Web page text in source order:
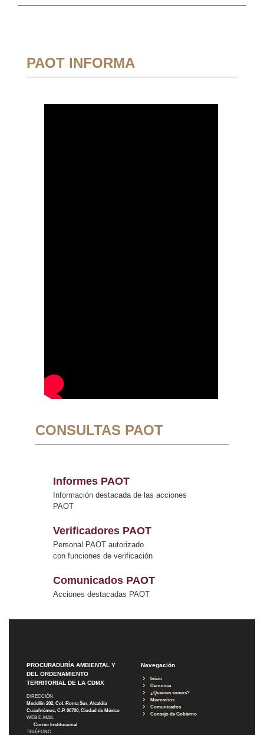
PAOT INFORMA
CONSULTAS PAOT
Informes PAOT
Información destacada de las acciones
PAOT
Verificadores PAOT
Personal PAOT autorizado
con funciones de verificación
Comunicados PAOT
Acciones destacadas PAOT
PROCURADURÍA AMBIENTAL Y
DEL ORDENAMIENTO
TERRITORIAL DE LA CDMX
DIRECCIÓN
Medellín 202, Col. Roma Sur, Alcaldía
Cuauhtémoc, C.P. 06700, Ciudad de México
WEB E-MAIL
Correo Institucional
TELÉFONO
Navegación
Inicio
Denuncia
¿Quiénes somos?
Micrositios
Comunicados
Consejo de Gobierno